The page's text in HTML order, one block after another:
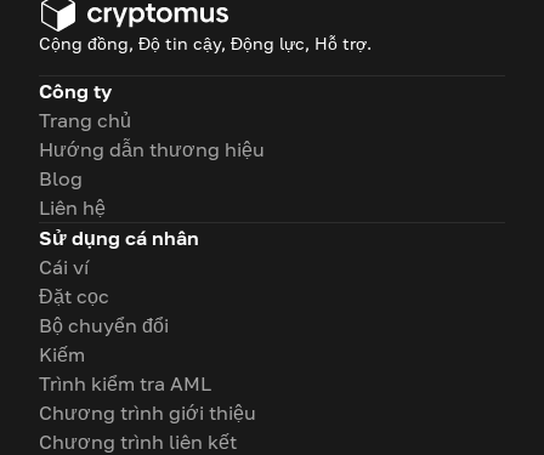
Cộng đồng, Độ tin cậy, Động lực, Hỗ trợ.
Công ty
Trang chủ
Hướng dẫn thương hiệu
Blog
Liên hệ
Sử dụng cá nhân
Cái ví
Đặt cọc
Bộ chuyển đổi
Kiếm
Trình kiểm tra AML
Chương trình giới thiệu
Chương trình liên kết